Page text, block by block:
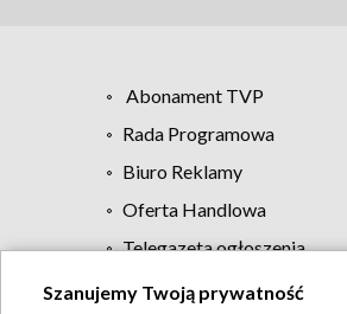
Abonament TVP
Rada Programowa
Biuro Reklamy
Oferta Handlowa
Telegazeta ogłoszenia
Szanujemy Twoją prywatność